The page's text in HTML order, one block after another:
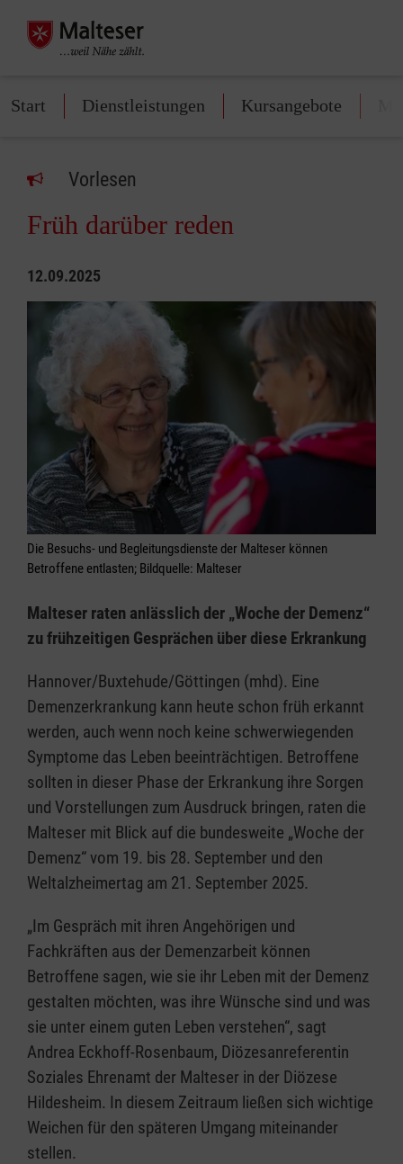
Start Dienstleistungen Kursangebote
Vorlesen
Früh darüber reden
12.09.2025
Die Besuchs- und Begleitungsdienste der Malteser können
Betroffene entlasten; Bildquelle: Malteser
Malteser raten anlässlich der „Woche der Demenz“
zu frühzeitigen Gesprächen über diese Erkrankung
Hannover/Buxtehude/Göttingen (mhd). Eine
Demenzerkrankung kann heute schon früh erkannt
werden, auch wenn noch keine schwerwiegenden
Symptome das Leben beeinträchtigen. Betroffene
sollten in dieser Phase der Erkrankung ihre Sorgen
und Vorstellungen zum Ausdruck bringen, raten die
Malteser mit Blick auf die bundesweite „Woche der
Demenz“ vom 19. bis 28. September und den
Weltalzheimertag am 21. September 2025.
„Im Gespräch mit ihren Angehörigen und
Fachkräften aus der Demenzarbeit können
Betroffene sagen, wie sie ihr Leben mit der Demenz
gestalten möchten, was ihre Wünsche sind und was
sie unter einem guten Leben verstehen“, sagt
Andrea Eckhoff-Rosenbaum, Diözesanreferentin
Soziales Ehrenamt der Malteser in der Diözese
Hildesheim. In diesem Zeitraum ließen sich wichtige
Weichen für den späteren Umgang miteinander
stellen.